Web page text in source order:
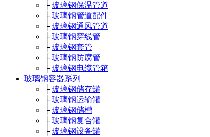
├玻璃钢保温管道
├玻璃钢管道配件
├玻璃钢通风管道
├玻璃钢穿线管
├玻璃钢套管
├玻璃钢防腐管
├玻璃钢电缆管箱
玻璃钢容器系列
├玻璃钢储存罐
├玻璃钢运输罐
├玻璃钢储槽
├玻璃钢复合罐
├玻璃钢设备罐